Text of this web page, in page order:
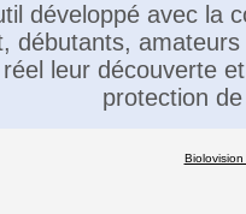
développé avec la
débutants,
leur découverte
protection
Biolovision